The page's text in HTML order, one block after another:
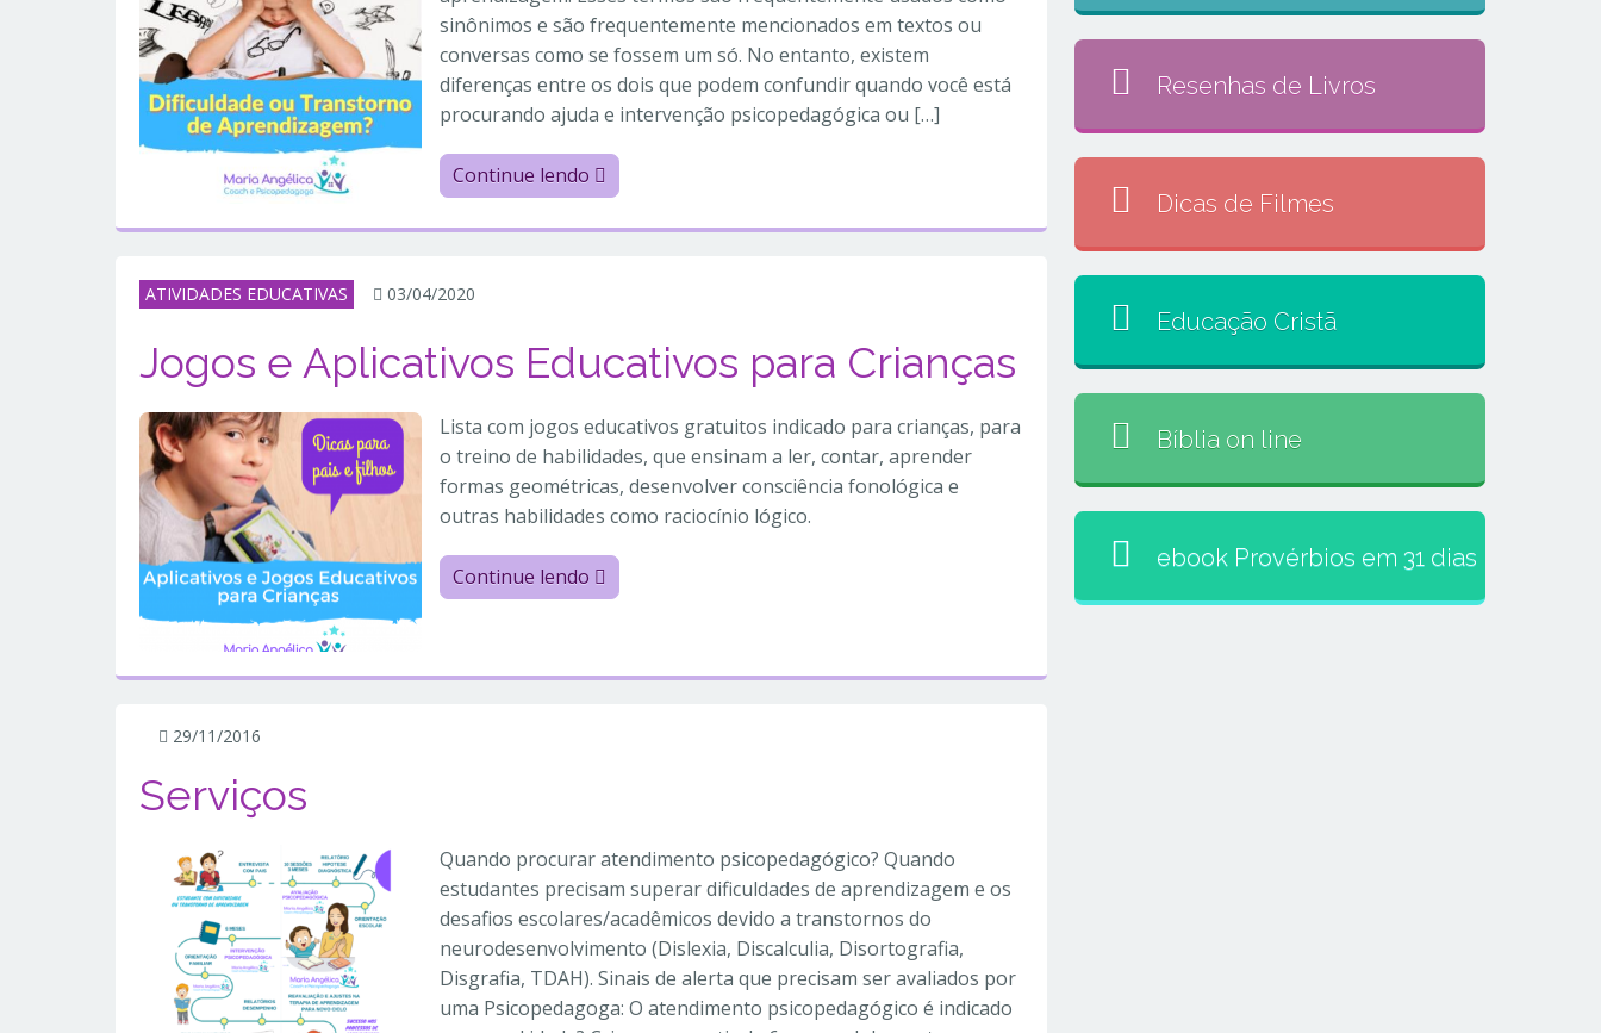
sinônimos e são frequentemente mencionados em textos ou
conversas como se fossem um só. No entanto, existem
diferenças entre os dois que podem confundir quando você está
procurando ajuda e intervenção psicopedagógica ou […]
Continue lendo
ATIVIDADES EDUCATIVAS 03/04/2020
Jogos e Aplicativos Educativos para Crianças
Lista com jogos educativos gratuitos indicado para crianças, para
o treino de habilidades, que ensinam a ler, contar, aprender
formas geométricas, desenvolver consciência fonológica e
outras habilidades como raciocínio lógico.
Continue lendo
29/11/2016
Serviços
Quando procurar atendimento psicopedagógico? Quando
estudantes precisam superar dificuldades de aprendizagem e os
desafios escolares/acadêmicos devido a transtornos do
neurodesenvolvimento (Dislexia, Discalculia, Disortografia,
Disgrafia, TDAH). Sinais de alerta que precisam ser avaliados por
uma Psicopedagoga: O atendimento psicopedagógico é indicado
Resenhas de Livros
Dicas de Filmes
Educação Cristã
Bíblia on line
ebook Provérbios em 31 dias